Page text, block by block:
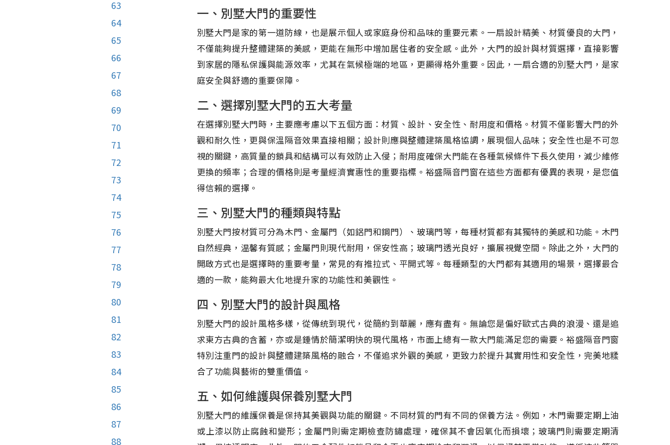
63
64
65
66
67
68
69
70
71
72
73
74
75
76
77
78
79
80
81
82
83
84
85
86
87
88
一、別墅大門的重要性
別墅大門是家的第一道防線，也是展示個人或家庭身份和品味的重要元素。一扇設計精美、材質優良的大門，
不僅能夠提升整體建築的美感，更能在無形中增加居住者的安全感。此外，大門的設計與材質選擇，直接影響
到家居的隱私保護與能源效率，尤其在氣候極端的地區，更顯得格外重要。因此，一扇合適的別墅大門，是家
庭安全與舒適的重要保障。
二、選擇別墅大門的五大考量
在選擇別墅大門時，主要應考慮以下五個方面：材質、設計、安全性、耐用度和價格。材質不僅影響大門的外
觀和耐久性，更與保溫隔音效果直接相關；設計則應與整體建築風格協調，展現個人品味；安全性也是不可忽
視的關鍵，高質量的鎖具和結構可以有效防止入侵；耐用度確保大門能在各種氣候條件下長久使用，減少維修
更換的頻率；合理的價格則是考量經濟實惠性的重要指標。裕盛隔音門窗在這些方面都有優異的表現，是您值
得信賴的選擇。
三、別墅大門的種類與特點
別墅大門按材質可分為木門、金屬門（如鋁門和鋼門）、玻璃門等，每種材質都有其獨特的美感和功能。木門
自然經典，温馨有質感；金屬門則現代耐用，保安性高；玻璃門透光良好，擴展視覺空間。除此之外，大門的
開啟方式也是選擇時的重要考量，常見的有推拉式、平開式等。每種類型的大門都有其適用的場景，選擇最合
適的一款，能夠最大化地提升家的功能性和美觀性。
四、別墅大門的設計與風格
別墅大門的設計風格多樣，從傳统到現代，從簡約到華麗，應有盡有。無論您是偏好歐式古典的浪漫、還是追
求東方古典的含蓄，亦或是鍾情於簡潔明快的現代風格，市面上總有一款大門能滿足您的需要。裕盛隔音門窗
特別注重門的設計與整體建築風格的融合，不僅追求外觀的美感，更致力於提升其實用性和安全性，完美地糅
合了功能與藝術的雙重價值。
五、如何維護與保養別墅大門
別墅大門的維護保養是保持其美觀與功能的關鍵。不同材質的門有不同的保養方法。例如，木門需要定期上油
或上漆以防止腐蝕和變形；金屬門則需定期檢查防鏽處理，確保其不會因氧化而損壞；玻璃門則需要定期清